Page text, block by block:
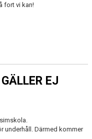
fort vi kan!
EJ
underhåll. Därmed kommer